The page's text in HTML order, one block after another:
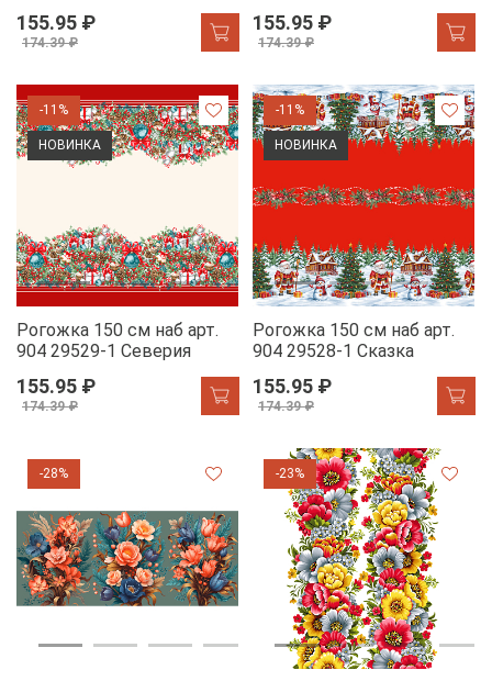
155.95 ₽
174.39 ₽
155.95 ₽
174.39 ₽
-11%
НОВИНКА
Рогожка 150 см наб арт.
904 29529-1 Северия
155.95 ₽
174.39 ₽
-11%
НОВИНКА
Рогожка 150 см наб арт.
904 29528-1 Сказка
155.95 ₽
174.39 ₽
-28% -23%